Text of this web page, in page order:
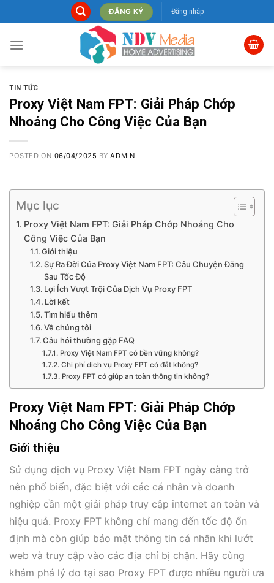
to
content
ĐĂNG KÝ Đăng nhập
TIN TỨC
Proxy Việt Nam FPT: Giải Pháp Chớp
Nhoáng Cho Công Việc Của Bạn
POSTED ON 06/04/2025 BYADMIN
Mục lục
Proxy Việt Nam FPT: Giải Pháp Chớp Nhoáng Cho
Công Việc Của Bạn
Giới thiệu
Sự Ra Đời Của Proxy Việt Nam FPT: Câu Chuyện Đằng
Sau Tốc Độ
Lợi Ích Vượt Trội Của Dịch Vụ Proxy FPT
Lời kết
Tìm hiểu thêm
Về chúng tôi
Câu hỏi thường gặp FAQ
Proxy Việt Nam FPT có bền vững không?
Chi phí dịch vụ Proxy FPT có đắt không?
Proxy FPT có giúp an toàn thông tin không?
Proxy Việt Nam FPT: Giải Pháp Chớp
Nhoáng Cho Công Việc Của Bạn
Giới thiệu
Sử dụng dịch vụ Proxy Việt Nam FPT ngày càng trở
nên phổ biến, đặc biệt với các cá nhân và doanh
nghiệp cần một giải pháp truy cập internet an toàn và
hiệu quả. Proxy FPT không chỉ mang đến tốc độ ổn
định mà còn giúp bảo mật thông tin cá nhân khi lướt
web và truy cập vào các địa chỉ bị chặn. Hãy cùng
khám phá lý do tại sao Proxy FPT được nhiều người ưa